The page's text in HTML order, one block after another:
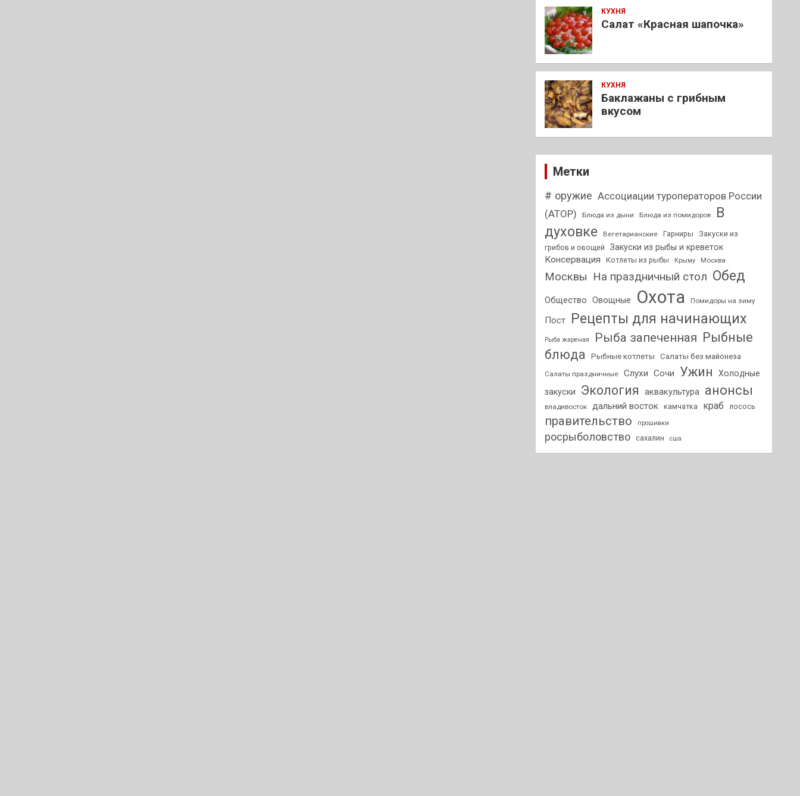
КУХНЯ
Салат «Красная шапочка»
КУХНЯ
Баклажаны с грибным
вкусом
Метки
# оружие Ассоциации туроператоров России
(АТОР)
Блюда из дыни Блюда из помидоров
В
духовке
Вегетарианские Гарниры
Закуски из
грибов и овощей
Закуски из рыбы и креветок
Консервация Котлеты из рыбы Крыму Москва
Москвы На праздничный стол Обед
Общество Овощные Охота Помидоры на зиму
Пост Рецепты для начинающих
Рыба жареная Рыба запеченная Рыбные
блюда
Рыбные котлеты Салаты без майонеза
Салаты праздничные Слухи Сочи Ужин
Холодные
закуски
Экология аквакультура анонсы
владивосток дальний восток камчатка краб лосось
правительство прошивки
росрыболовство сахалин сша